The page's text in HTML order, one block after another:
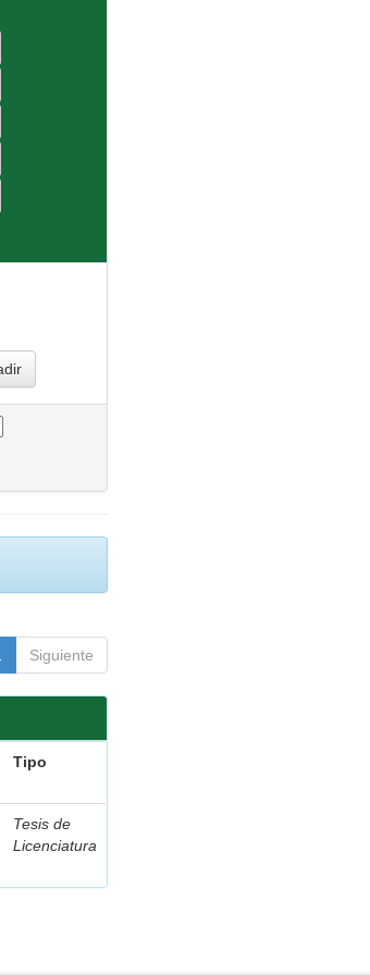
Siguiente
Tipo
Tesis de
Licenciatura